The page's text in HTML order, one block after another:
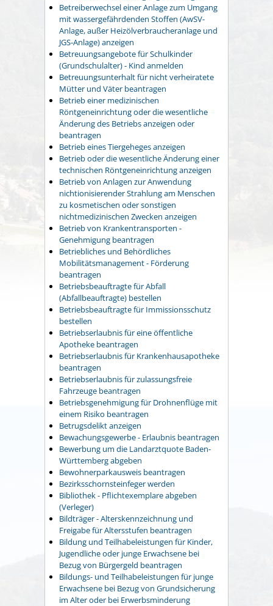
Betreiberwechsel einer Anlage zum Umgang
mit wassergefährdenden Stoffen (AwSV-
Anlage, außer Heizölverbraucheranlage und
JGS-Anlage) anzeigen
Betreuungsangebote für Schulkinder
(Grundschulalter) - Kind anmelden
Betreuungsunterhalt für nicht verheiratete
Mütter und Väter beantragen
Betrieb einer medizinischen
Röntgeneinrichtung oder die wesentliche
Änderung des Betriebs anzeigen oder
beantragen
Betrieb eines Tiergeheges anzeigen
Betrieb oder die wesentliche Änderung einer
technischen Röntgeneinrichtung anzeigen
Betrieb von Anlagen zur Anwendung
nichtionisierender Strahlung am Menschen
zu kosmetischen oder sonstigen
nichtmedizinischen Zwecken anzeigen
Betrieb von Krankentransporten -
Genehmigung beantragen
Betriebliches und Behördliches
Mobilitätsmanagement - Förderung
beantragen
Betriebsbeauftragte für Abfall
(Abfallbeauftragte) bestellen
Betriebsbeauftragte für Immissionsschutz
bestellen
Betriebserlaubnis für eine öffentliche
Apotheke beantragen
Betriebserlaubnis für Krankenhausapotheke
beantragen
Betriebserlaubnis für zulassungsfreie
Fahrzeuge beantragen
Betriebsgenehmigung für Drohnenflüge mit
einem Risiko beantragen
Betrugsdelikt anzeigen
Bewachungsgewerbe - Erlaubnis beantragen
Bewerbung um die Landarztquote Baden-
Württemberg abgeben
Bewohnerparkausweis beantragen
Bezirksschornsteinfeger werden
Bibliothek - Pflichtexemplare abgeben
(Verleger)
Bildträger - Alterskennzeichnung und
Freigabe für Altersstufen beantragen
Bildung und Teilhabeleistungen für Kinder,
Jugendliche oder junge Erwachsene bei
Bezug von Bürgergeld beantragen
Bildungs- und Teilhabeleistungen für junge
Erwachsene bei Bezug von Grundsicherung
im Alter oder bei Erwerbsminderung